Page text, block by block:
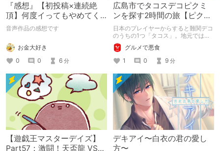
『感想』【初投稿×連続絶
頂】何度イってもやめてく
れない嫉妬彼氏に激責めさ
音声作品の感想です
お金大好き
0
0 6 分
広島市でタコスデコピクミ
ンを探す2時間の旅【ピクミ
ンブルーム / Pikmin
Bloom】
日本のプレイヤーからすると難関デコ
のうちの1つ「タコス」。地元では見
つけられなかった男が広島で探す旅を
お送りします。ねくすと5月のテーマ
「お出かけの記録」。
グルメで悪食
1
0 9 分
【遊戯王マスターデイズ】
Part57：激闘！天盃龍 VS
デキアイ〜白衣の君の愛し
方〜